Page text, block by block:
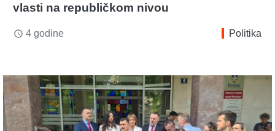
vlasti na republičkom nivou
access_time 4 godine Politika